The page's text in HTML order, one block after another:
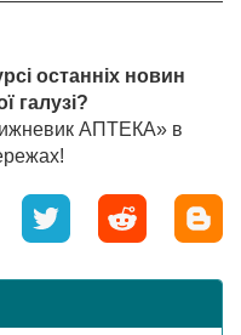
останніх новин
галузі?
АПТЕКА» в